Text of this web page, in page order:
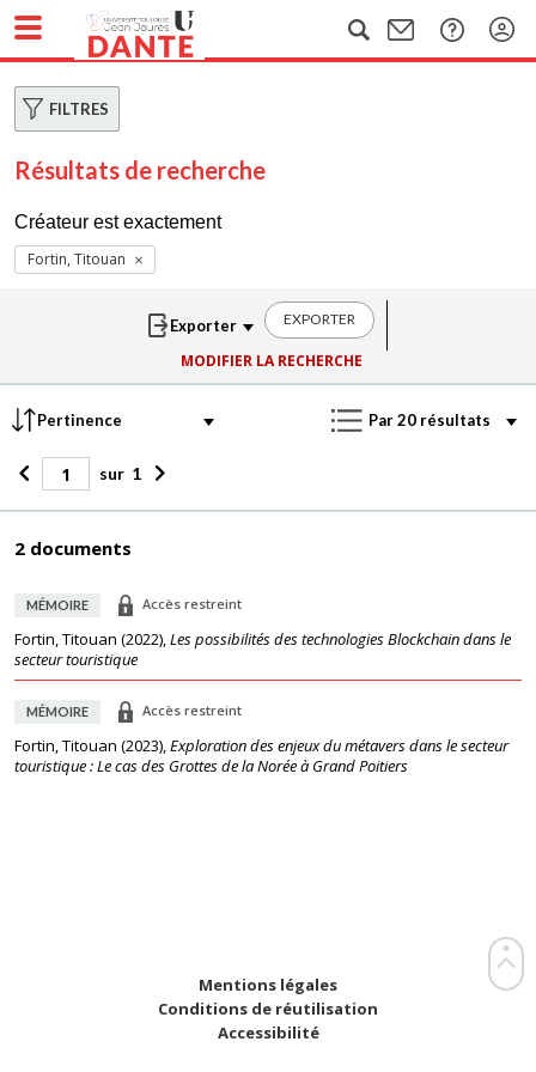
FILTRES
Résultats de recherche
Créateur est exactement
Fortin, Titouan
EXPORTER
MODIFIER LA RECHERCHE
sur 1
2 documents
MÉMOIRE Accès restreint
Fortin, Titouan (2022),Les possibilités des technologies Blockchain dans le
secteur touristique
MÉMOIRE Accès restreint
Fortin, Titouan (2023),Exploration des enjeux du métavers dans le secteur
touristique : Le cas des Grottes de la Norée à Grand Poitiers
Mentions légales
Conditions de réutilisation
Accessibilité